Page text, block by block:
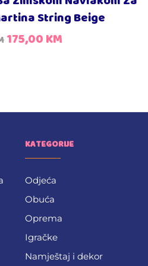
String Beige
175,00KM
KATEGORIJE
Odjeća
Obuća
Oprema
Igračke
Namještaj i dekor